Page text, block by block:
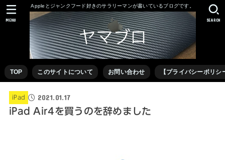
Appleとジャンクフード好きのサラリーマンが書いているブログです。
TOP このサイトについて お問い合わせ 【プライバシーポリシ
SEARCH
MENU
iPad 2021.01.17
iPad Air4を買うのを辞めました